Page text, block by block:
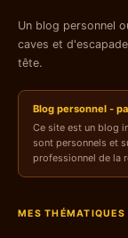
Un blog personnel
caves et
tête.
Blog personnel -
Ce site est un blog
sont personnels et
professionnel de la
MES THÉMATIQUES